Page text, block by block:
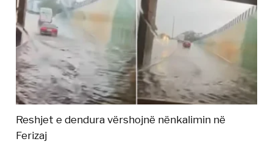
Reshjet e dendura vërshojnë nënkalimin në
Ferizaj